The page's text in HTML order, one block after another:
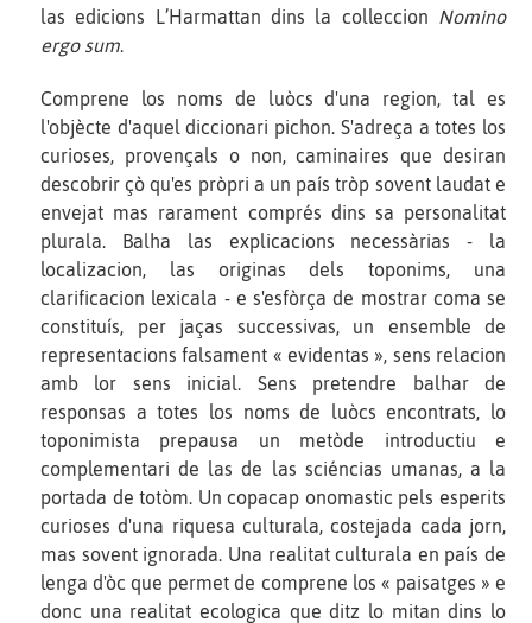
las edicions L’Harmattan dins la colleccion Nomino
ergo sum.
Comprene los noms de luòcs d'una region, tal es
l'objècte d'aquel diccionari pichon. S'adreça a totes los
curioses, provençals o non, caminaires que desiran
descobrir çò qu'es pròpri a un país tròp sovent laudat e
envejat mas rarament comprés dins sa personalitat
plurala. Balha las explicacions necessàrias - la
localizacion, las originas dels toponims, una
clarificacion lexicala - e s'esfòrça de mostrar coma se
constituís, per jaças successivas, un ensemble de
representacions falsament « evidentas », sens relacion
amb lor sens inicial. Sens pretendre balhar de
responsas a totes los noms de luòcs encontrats, lo
toponimista prepausa un metòde introductiu e
complementari de las de las sciéncias umanas, a la
portada de totòm. Un copacap onomastic pels esperits
curioses d'una riquesa culturala, costejada cada jorn,
mas sovent ignorada. Una realitat culturala en país de
lenga d'òc que permet de comprene los « paisatges » e
donc una realitat ecologica que ditz lo mitan dins lo